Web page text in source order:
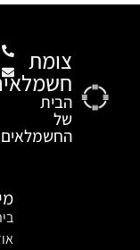
צומת
הבית
של
החשמלאים